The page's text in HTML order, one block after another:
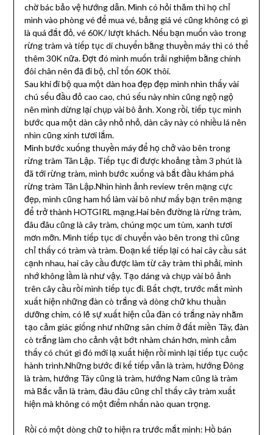
chờ bác bảo vệ hướng dẫn. Mình có hỏi thăm thì họ chỉ
mình vào phòng vé để mua vé, bảng giá vé cũng không có gì
là quá đắt đỏ, vé 60K/ lượt khách. Nếu bạn muốn vào trong
rừng tràm và tiếp tục di chuyển bằng thuyền máy thì có thể
thêm 30K nữa. Đợt đó mình muốn trải nghiệm bằng chính
đôi chân nên đã đi bộ, chỉ tốn 60K thôi.
Sau khi đi bộ qua một dàn hoa đẹp đẹp mình nhìn thấy vài
chú sếu đầu đỏ cao cao, chú sếu này nhìn cũng ngộ ngộ
nên mình dừng lại chụp vài bô ảnh. Xong rồi, tiếp tục mình
bước qua một dàn cây nhỏ nhỏ, dàn cây này có nhiều lá nên
nhìn cũng xinh tươi lắm.
Mình bước xuống thuyền máy để họ chở vào bên trong
rừng tràm Tân Lập. Tiếp tục đi được khoảng tầm 3 phút là
đã tới rừng tràm, mình bước xuống và bắt đầu khám phá
rừng tràm Tân Lập.Nhìn hình ảnh review trên mạng cực
đẹp, mình cũng ham hố làm vài bô như mấy bạn trên mạng
để trở thành HOTGIRL mạng.Hai bên đường là rừng tràm,
đâu đâu cũng là cây tràm, chúng mọc um tùm, xanh tươi
mơn mỡn. Mình tiếp tục di chuyển vào bên trong thì cũng
chỉ thấy có tràm và tràm. Đoạn kế tiếp lại có hai cây cầu sát
cạnh nhau, hai cây cầu được làm từ cây tràm thì phải, mình
nhớ không lầm là như vậy. Tạo dáng và chụp vài bô ảnh
trên cây cầu rồi mình tiếp tục đi. Bất chợt, trước mắt mình
xuất hiện những đàn cò trắng và dòng chữ khu thuần
dưỡng chim, có lẽ sự xuất hiện của đàn có trắng này nhằm
tạo cảm giác giống như những sân chim ở đất miền Tây, đàn
cò trắng làm cho cảnh vật bớt nhàm chán hơn, mình cảm
thấy có chút gì đó mới lạ xuất hiện rồi mình lại tiếp tục cuộc
hành trình.Những bước đi kế tiếp vẫn là tràm, hướng Đông
là tràm, hướng Tây cũng là tràm, hướng Nam cũng là tràm
mà Bắc vẫn là tràm, đâu đâu cũng chỉ thấy cây tràm xuất
hiện mà không có một điểm nhấn nào quan trọng.
Rồi có một dòng chữ to hiện ra trước mắt mình: Hồ bán